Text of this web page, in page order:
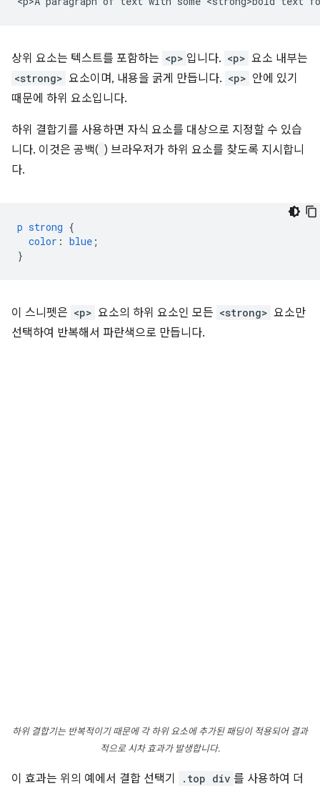
상위 요소는 텍스트를 포함하는 <p> 입니다. <p> 요소 내부는
<strong> 요소이며, 내용을 굵게 만듭니다. <p> 안에 있기
때문에 하위 요소입니다.
하위 결합기를 사용하면 자식 요소를 대상으로 지정할 수 있습
니다. 이것은 공백( ) 브라우저가 하위 요소를 찾도록 지시합니
다.
p strong {
color : blue ;
}
이 스니펫은 <p> 요소의 하위 요소인 모든 <strong> 요소만
선택하여 반복해서 파란색으로 만듭니다.
하위 결합기는 반복적이기 때문에 각 하위 요소에 추가된 패딩이 적용되어 결과
적으로 시차 효과가 발생합니다.
이 효과는 위의 예에서 결합 선택기 .top div 를 사용하여 더